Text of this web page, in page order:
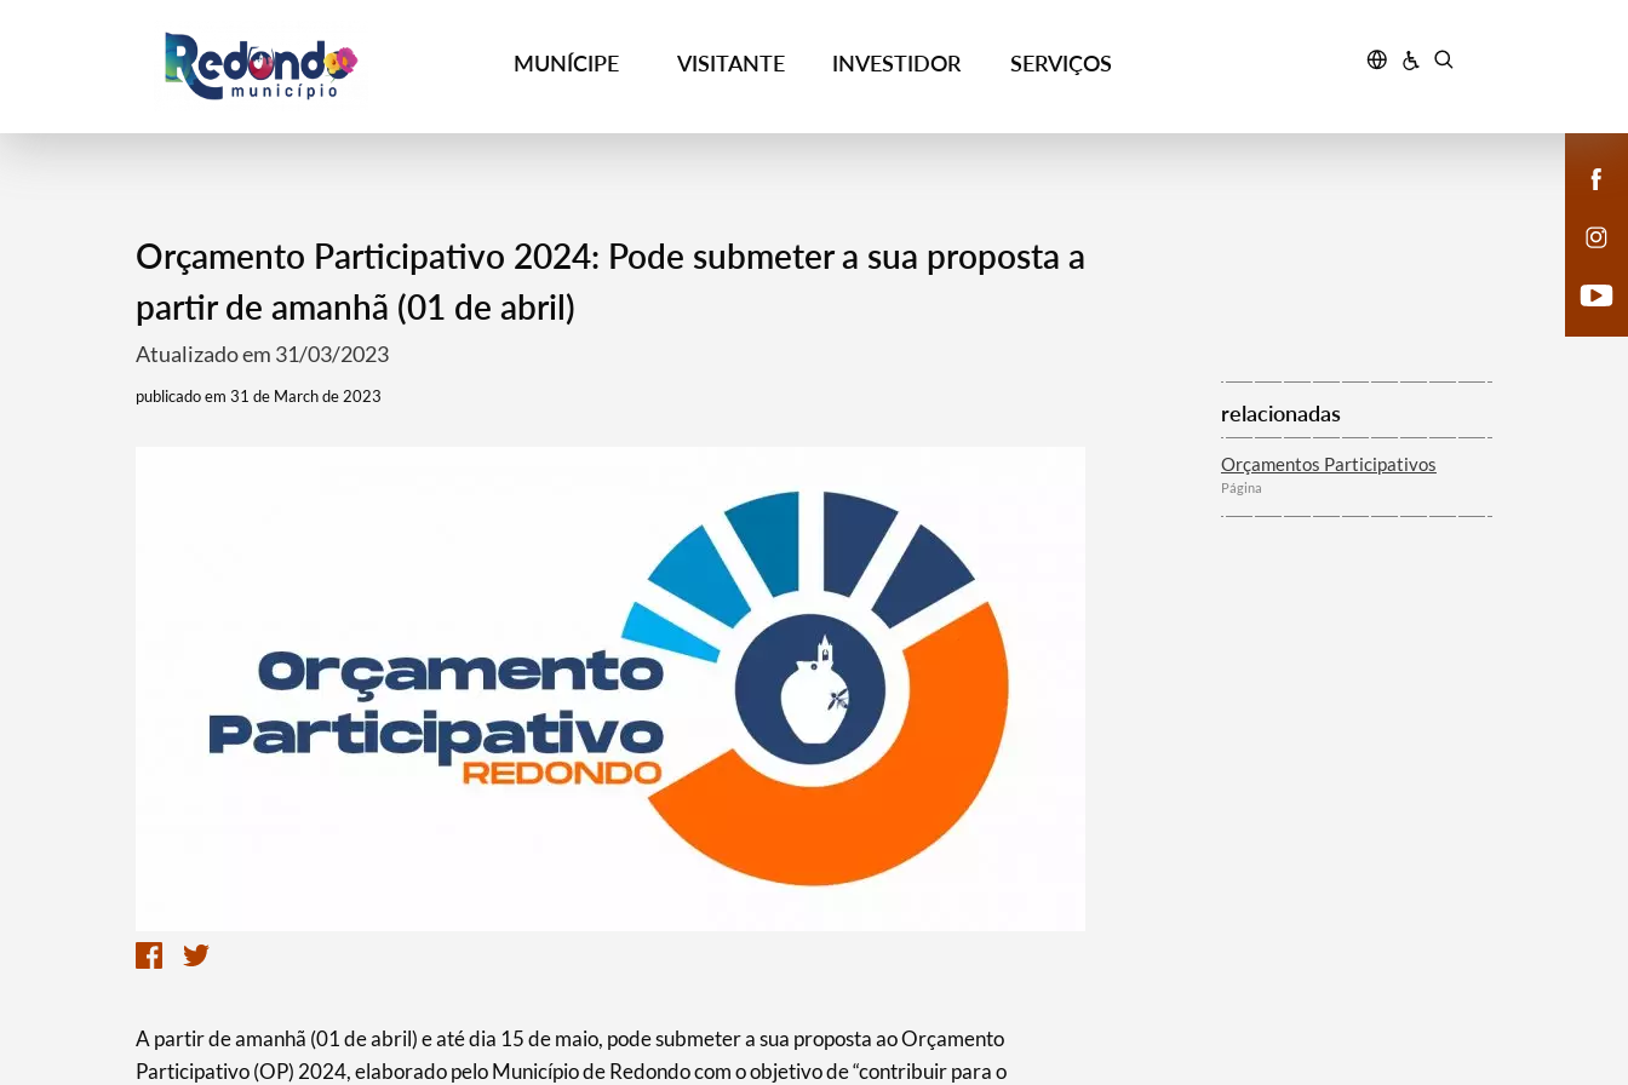
MUNÍCIPE VISITANTE INVESTIDOR SERVIÇOS
Termo de Pesquisa
Orçamento Participativo 2024: Pode submeter a sua proposta a
partir de amanhã (01 de abril)
Atualizado em 31/03/2023
publicado em 31 de March de 2023
A partir de amanhã (01 de abril) e até dia 15 de maio, pode submeter a sua proposta ao Orçamento
Participativo (OP) 2024, elaborado pelo Município de Redondo com o objetivo de “contribuir para o
relacionadas
Orçamentos Participativos
Página